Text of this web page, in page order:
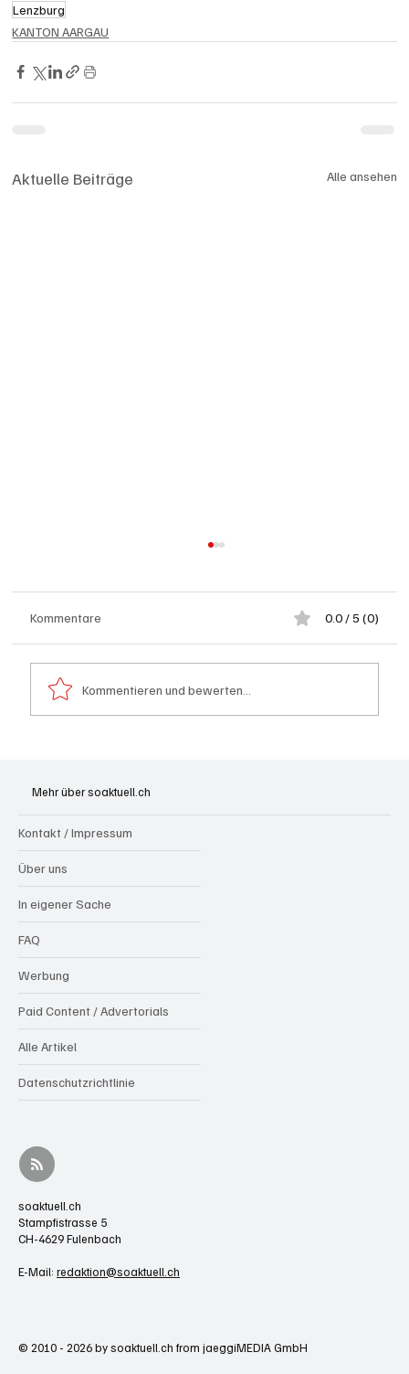
Lenzburg
KANTON AARGAU
Aktuelle Beiträge Alle ansehen
Kommentare 0.0 / 5 (0)
Kommentieren und bewerten...
Mehr über soaktuell.ch
Kontakt / Impressum
Über uns
In eigener Sache
FAQ
Werbung
Paid Content / Advertorials
Alle Artikel
Datenschutzrichtlinie
soaktuell.ch
Stampfistrasse 5
CH-4629 Fulenbach
E-Mail: redaktion@soaktuell.ch
© 2010 - 2026 by soaktuell.ch from jaeggiMEDIA GmbH